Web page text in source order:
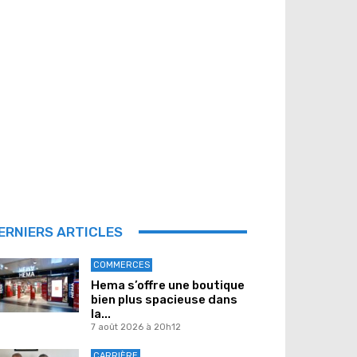
ARTICLES
COMMERCES
Hema s’offre une boutique
bien plus spacieuse dans
la...
7 août 2026 à 20h12